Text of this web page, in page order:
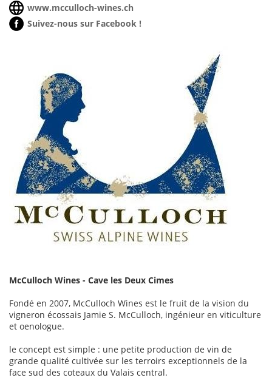
www.mcculloch-wines.ch
Suivez-nous sur Facebook !
McCulloch Wines - Cave les Deux Cimes
Fondé en 2007, McCulloch Wines est le fruit de la vision du
vigneron écossais Jamie S. McCulloch, ingénieur en viticulture
et oenologue.
le concept est simple : une petite production de vin de
grande qualité cultivée sur les terroirs exceptionnels de la
face sud des coteaux du Valais central.